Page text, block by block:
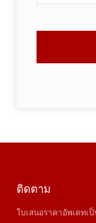
ติดตาม
ใบเสนอราคาอัพเดทเ